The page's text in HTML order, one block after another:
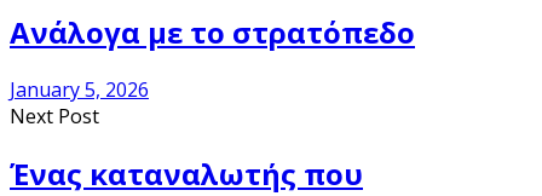
Ανάλογα με το στρατόπεδο
January 5, 2026
Next Post
Ένας καταναλωτής που